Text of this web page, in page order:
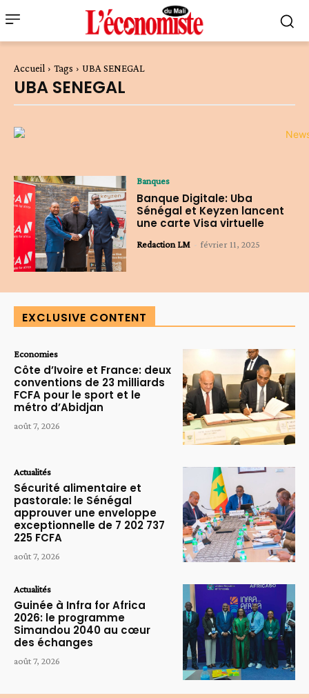
Accueil Tags UBA SENEGAL
UBA SENEGAL
Banques
Banque Digitale: Uba
Sénégal et Keyzen lancent
une carte Visa virtuelle
Redaction LM - février 11, 2025
EXCLUSIVE CONTENT
Economies
Côte d’Ivoire et France: deux
conventions de 23 milliards
FCFA pour le sport et le
métro d’Abidjan
août 7, 2026
Actualités
Sécurité alimentaire et
pastorale: le Sénégal
approuver une enveloppe
exceptionnelle de 7 202 737
225 FCFA
août 7, 2026
Actualités
Guinée à Infra for Africa
2026: le programme
Simandou 2040 au cœur
des échanges
août 7, 2026